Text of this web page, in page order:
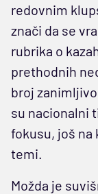
redovnim
znači da se
rubrika o
prethodnih
broj
su nacionalni
fokusu, još na
temi.
Možda je